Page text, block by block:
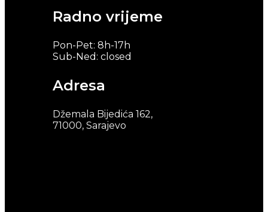
Radno vrijeme
Pon-Pet: 8h-17h
Sub-Ned: closed
Adresa
Džemala Bijedića 162,
71000, Sarajevo